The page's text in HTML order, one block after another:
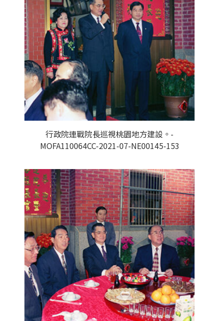
行政院連戰院長巡視桃園地方建設。-
MOFA110064CC-2021-07-NE00145-153